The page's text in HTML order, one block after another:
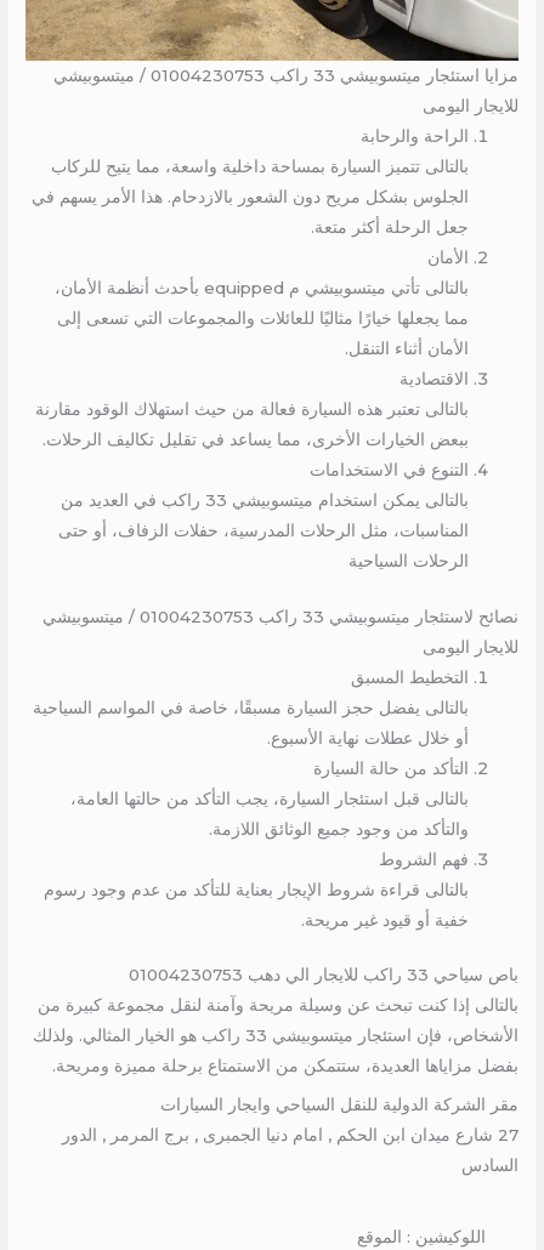
مزايا استئجار ميتسوبيشي 33 راكب 01004230753 / ميتسوبيشي
للايجار اليومى
الراحة والرحابة
بالتالى تتميز السيارة بمساحة داخلية واسعة، مما يتيح للركاب
الجلوس بشكل مريح دون الشعور بالازدحام. هذا الأمر يسهم في
جعل الرحلة أكثر متعة.
الأمان
بالتالى تأتي ميتسوبيشي م equipped بأحدث أنظمة الأمان،
مما يجعلها خيارًا مثاليًا للعائلات والمجموعات التي تسعى إلى
الأمان أثناء التنقل.
الاقتصادية
بالتالى تعتبر هذه السيارة فعالة من حيث استهلاك الوقود مقارنة
ببعض الخيارات الأخرى، مما يساعد في تقليل تكاليف الرحلات.
التنوع في الاستخدامات
بالتالى يمكن استخدام ميتسوبيشي 33 راكب في العديد من
المناسبات، مثل الرحلات المدرسية، حفلات الزفاف، أو حتى
الرحلات السياحية
نصائح لاستئجار ميتسوبيشي 33 راكب 01004230753 / ميتسوبيشي
للايجار اليومى
التخطيط المسبق
بالتالى يفضل حجز السيارة مسبقًا، خاصة في المواسم السياحية
أو خلال عطلات نهاية الأسبوع.
التأكد من حالة السيارة
بالتالى قبل استئجار السيارة، يجب التأكد من حالتها العامة،
والتأكد من وجود جميع الوثائق اللازمة.
فهم الشروط
بالتالى قراءة شروط الإيجار بعناية للتأكد من عدم وجود رسوم
خفية أو قيود غير مريحة.
باص سياحي 33 راكب للايجار الي دهب 01004230753
بالتالى إذا كنت تبحث عن وسيلة مريحة وآمنة لنقل مجموعة كبيرة من
الأشخاص، فإن استئجار ميتسوبيشي 33 راكب هو الخيار المثالي. ولذلك
بفضل مزاياها العديدة، ستتمكن من الاستمتاع برحلة مميزة ومريحة.
مقر الشركة الدولية للنقل السياحي وايجار السيارات
27 شارع ميدان ابن الحكم , امام دنيا الجمبرى , برج المرمر , الدور
السادس
اللوكيشين : الموقع